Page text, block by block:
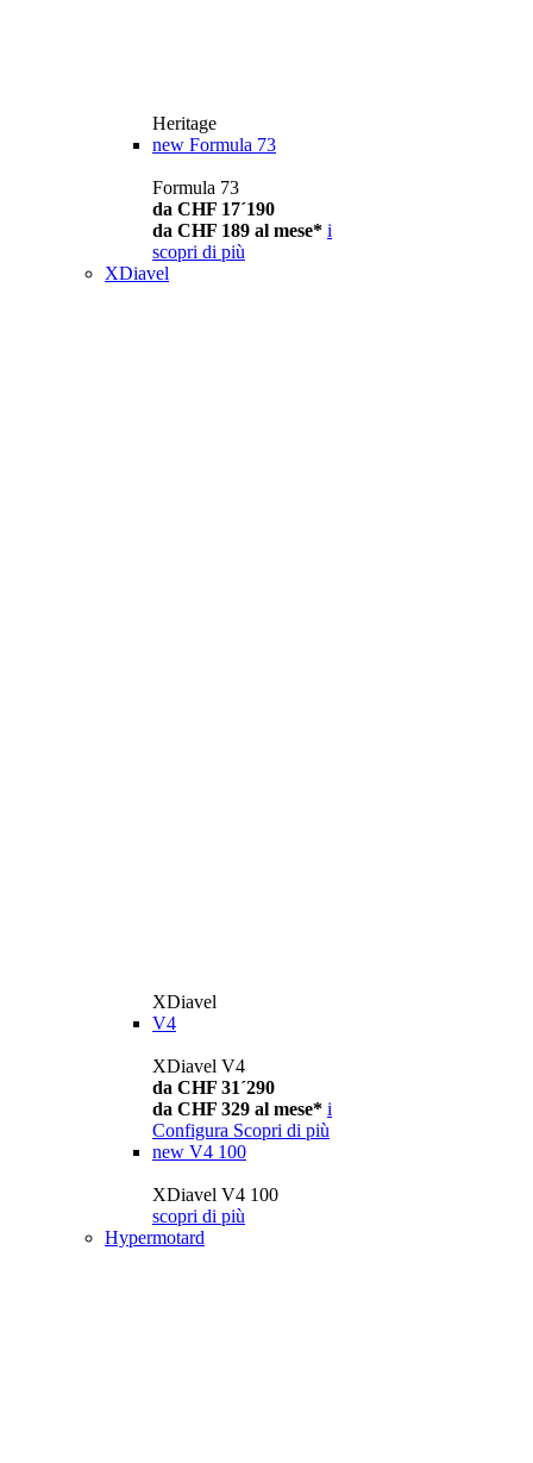
Heritage
new Formula 73
Formula 73
da CHF 17´190
da CHF 189 al mese* i
scopri di più
XDiavel
XDiavel
V4
XDiavel V4
da CHF 31´290
da CHF 329 al mese* i
Configura Scopri di più
new V4 100
XDiavel V4 100
scopri di più
Hypermotard